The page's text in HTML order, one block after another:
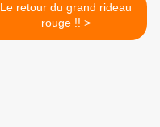
Le retour du grand rideau
rouge !! >